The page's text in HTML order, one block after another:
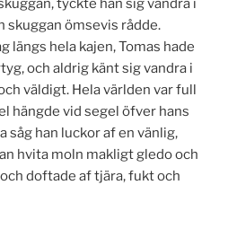
tyckte han sig vandra i
skuggan ömsevis rådde.
längs hela kajen, Tomas hade
och aldrig känt sig vandra i
väldigt. Hela världen var full
hängde vid segel öfver hans
såg han luckor af en vänlig,
hvita moln makligt gledo och
doftade af tjära, fukt och